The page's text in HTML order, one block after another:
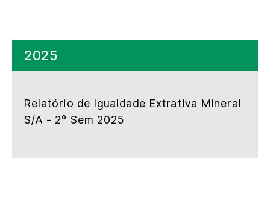
2025
Relatório de Igualdade Extrativa Mineral
S/A - 2º Sem 2025